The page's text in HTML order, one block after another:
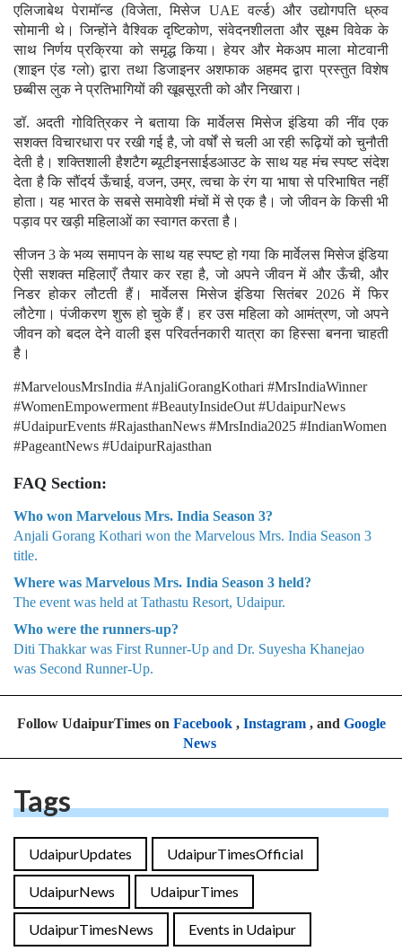
एलिजाबेथ पेरामॉन्ड (विजेता, मिसेज UAE वर्ल्ड) और उद्योगपति ध्रुव
सोमानी थे। जिन्होंने वैश्विक दृष्टिकोण, संवेदनशीलता और सूक्ष्म विवेक के
साथ निर्णय प्रक्रिया को समृद्ध किया। हेयर और मेकअप माला मोटवानी
(शाइन एंड ग्लो) द्वारा तथा डिजाइनर अशफाक अहमद द्वारा प्रस्तुत विशेष
छब्बीस लुक ने प्रतिभागियों की खूबसूरती को और निखारा।
डॉ. अदती गोवित्रिकर ने बताया कि मार्वेलस मिसेज इंडिया की नींव एक
सशक्त विचारधारा पर रखी गई है, जो वर्षों से चली आ रही रूढ़ियों को चुनौती
देती है। शक्तिशाली हैशटैग ब्यूटीइनसाईडआउट के साथ यह मंच स्पष्ट संदेश
देता है कि सौंदर्य ऊँचाई, वजन, उम्र, त्वचा के रंग या भाषा से परिभाषित नहीं
होता। यह भारत के सबसे समावेशी मंचों में से एक है। जो जीवन के किसी भी
पड़ाव पर खड़ी महिलाओं का स्वागत करता है।
सीजन 3 के भव्य समापन के साथ यह स्पष्ट हो गया कि मार्वेलस मिसेज इंडिया
ऐसी सशक्त महिलाएँ तैयार कर रहा है, जो अपने जीवन में और ऊँची, और
निडर होकर लौटती हैं। मार्वेलस मिसेज इंडिया सितंबर 2026 में फिर
लौटेगा। पंजीकरण शुरू हो चुके हैं। हर उस महिला को आमंत्रण, जो अपने
जीवन को बदल देने वाली इस परिवर्तनकारी यात्रा का हिस्सा बनना चाहती
है।
#MarvelousMrsIndia #AnjaliGorangKothari #MrsIndiaWinner
#WomenEmpowerment #BeautyInsideOut #UdaipurNews
#UdaipurEvents #RajasthanNews #MrsIndia2025 #IndianWomen
#PageantNews #UdaipurRajasthan
FAQ Section:
Who won Marvelous Mrs. India Season 3?
Anjali Gorang Kothari won the Marvelous Mrs. India Season 3
title.
Where was Marvelous Mrs. India Season 3 held?
The event was held at Tathastu Resort, Udaipur.
Who were the runners-up?
Diti Thakkar was First Runner-Up and Dr. Suyesha Khanejao
was Second Runner-Up.
Follow UdaipurTimes on Facebook, Instagram, and Google
News
Tags
UdaipurUpdates UdaipurTimesOfficial
UdaipurNews UdaipurTimes
UdaipurTimesNews Events in Udaipur